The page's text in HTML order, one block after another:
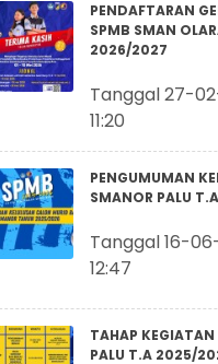
PENDAFTARAN
SPMB SMAN
2026/2027
Tanggal 27-
11:20
PENGUMUMAN
SMANOR PALU
Tanggal 16-
12:47
TAHAP
PALU T.A 2025/